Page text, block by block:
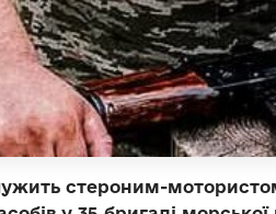
стероним-